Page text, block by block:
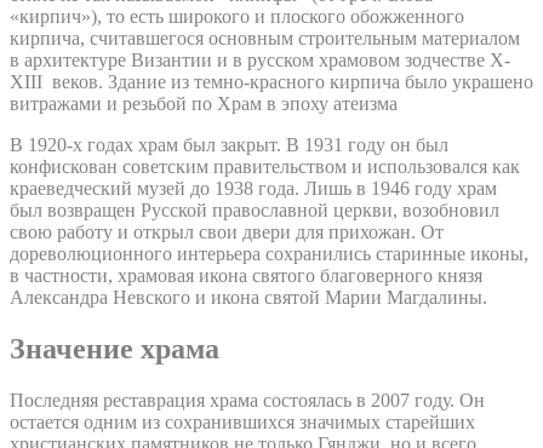
«кирпич»), то есть широкого и плоского обожженного
кирпича, считавшегося основным строительным материалом
в архитектуре Византии и в русском храмовом зодчестве X-
XIII веков. Здание из темно-красного кирпича было украшено
витражами и резьбой по Храм в эпоху атеизма
В 1920-х годах храм был закрыт. В 1931 году он был
конфискован советским правительством и использовался как
краеведческий музей до 1938 года. Лишь в 1946 году храм
был возвращен Русской православной церкви, возобновил
свою работу и открыл свои двери для прихожан. От
дореволюционного интерьера сохранились старинные иконы,
в частности, храмовая икона святого благоверного князя
Александра Невского и икона святой Марии Магдалины.
Значение храма
Последняя реставрация храма состоялась в 2007 году. Он
остается одним из сохранившихся значимых старейших
христианских памятников не только Гянджи, но и всего